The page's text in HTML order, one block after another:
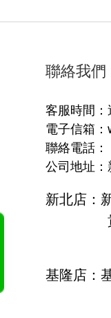
聯絡我們
客服時間
電子信箱
聯絡電話
公司地址
新北店：
貴角
（營
基隆店：
（營